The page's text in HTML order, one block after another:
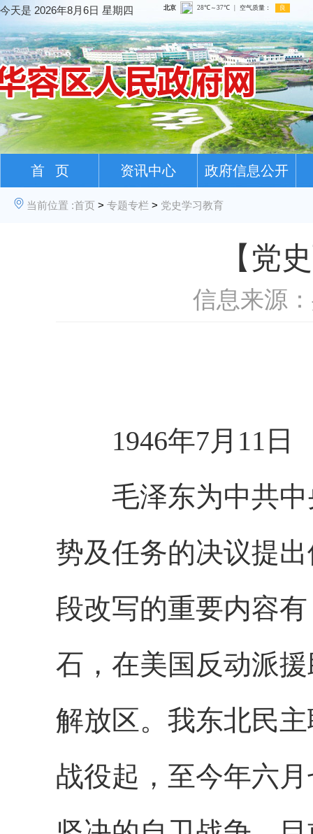
今天是 2026年8月6日 星期四
首 页 资讯中心 政府信息公开
当前位置 :首页 > 专题专栏 > 党史学习教育
【党
信息来源
1946年7月11日
毛泽东为中共中
势及任务的决议提
段改写的重要内容
石，在美国反动派
解放区。我东北民
战役起，至今年六